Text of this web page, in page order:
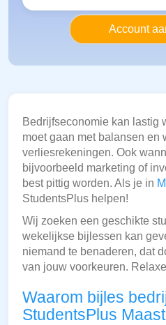
Account
Bedrijfseconomie kan lastig
moet gaan met balansen en
verliesrekeningen. Ook
bijvoorbeeld marketing of
best pittig worden. Als je in
StudentsPlus helpen!
Wij zoeken een geschikte
wekelijkse bijlessen kan
niemand te benaderen, dat
van jouw voorkeuren.
Waarom bijles
StudentsPlus